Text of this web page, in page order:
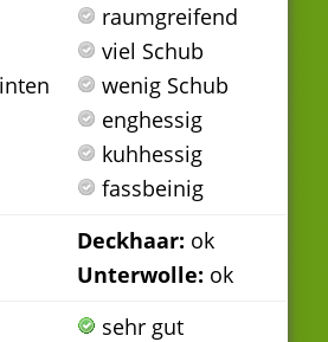
raumgreifend
viel Schub
wenig Schub
enghessig
kuhhessig
fassbeinig
Deckhaar: ok
Unterwolle: ok
sehr gut